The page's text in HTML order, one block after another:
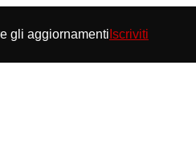
gli aggiornamenti Iscriviti